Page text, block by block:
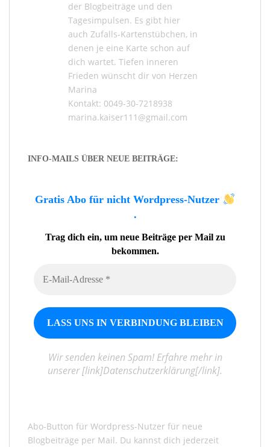
der Blogbeiträge und den
Tagesimpulsen. Es gibt hier
auch Zufalls-Kartenstübchen, in
denen je eine Karte schon auf
dich wartet. Tiefen inneren
Frieden wünscht dir von Herzen
Marina
Kontakt: 0049-30-7218938
marina.kaiser111@gmail.com
INFO-MAILS ÜBER NEUE BEITRÄGE:
Gratis Abo für nicht Wordpress-Nutzer
.
Trag dich ein, um neue Beiträge per Mail zu
bekommen.
Wir senden keinen Spam! Erfahre mehr in
unserer [link]Datenschutzerklärung[/link].
Abo-Button für Wordpress-Nutzer für neue
Blogbeiträge per Mail. Du kannst dich jederzeit